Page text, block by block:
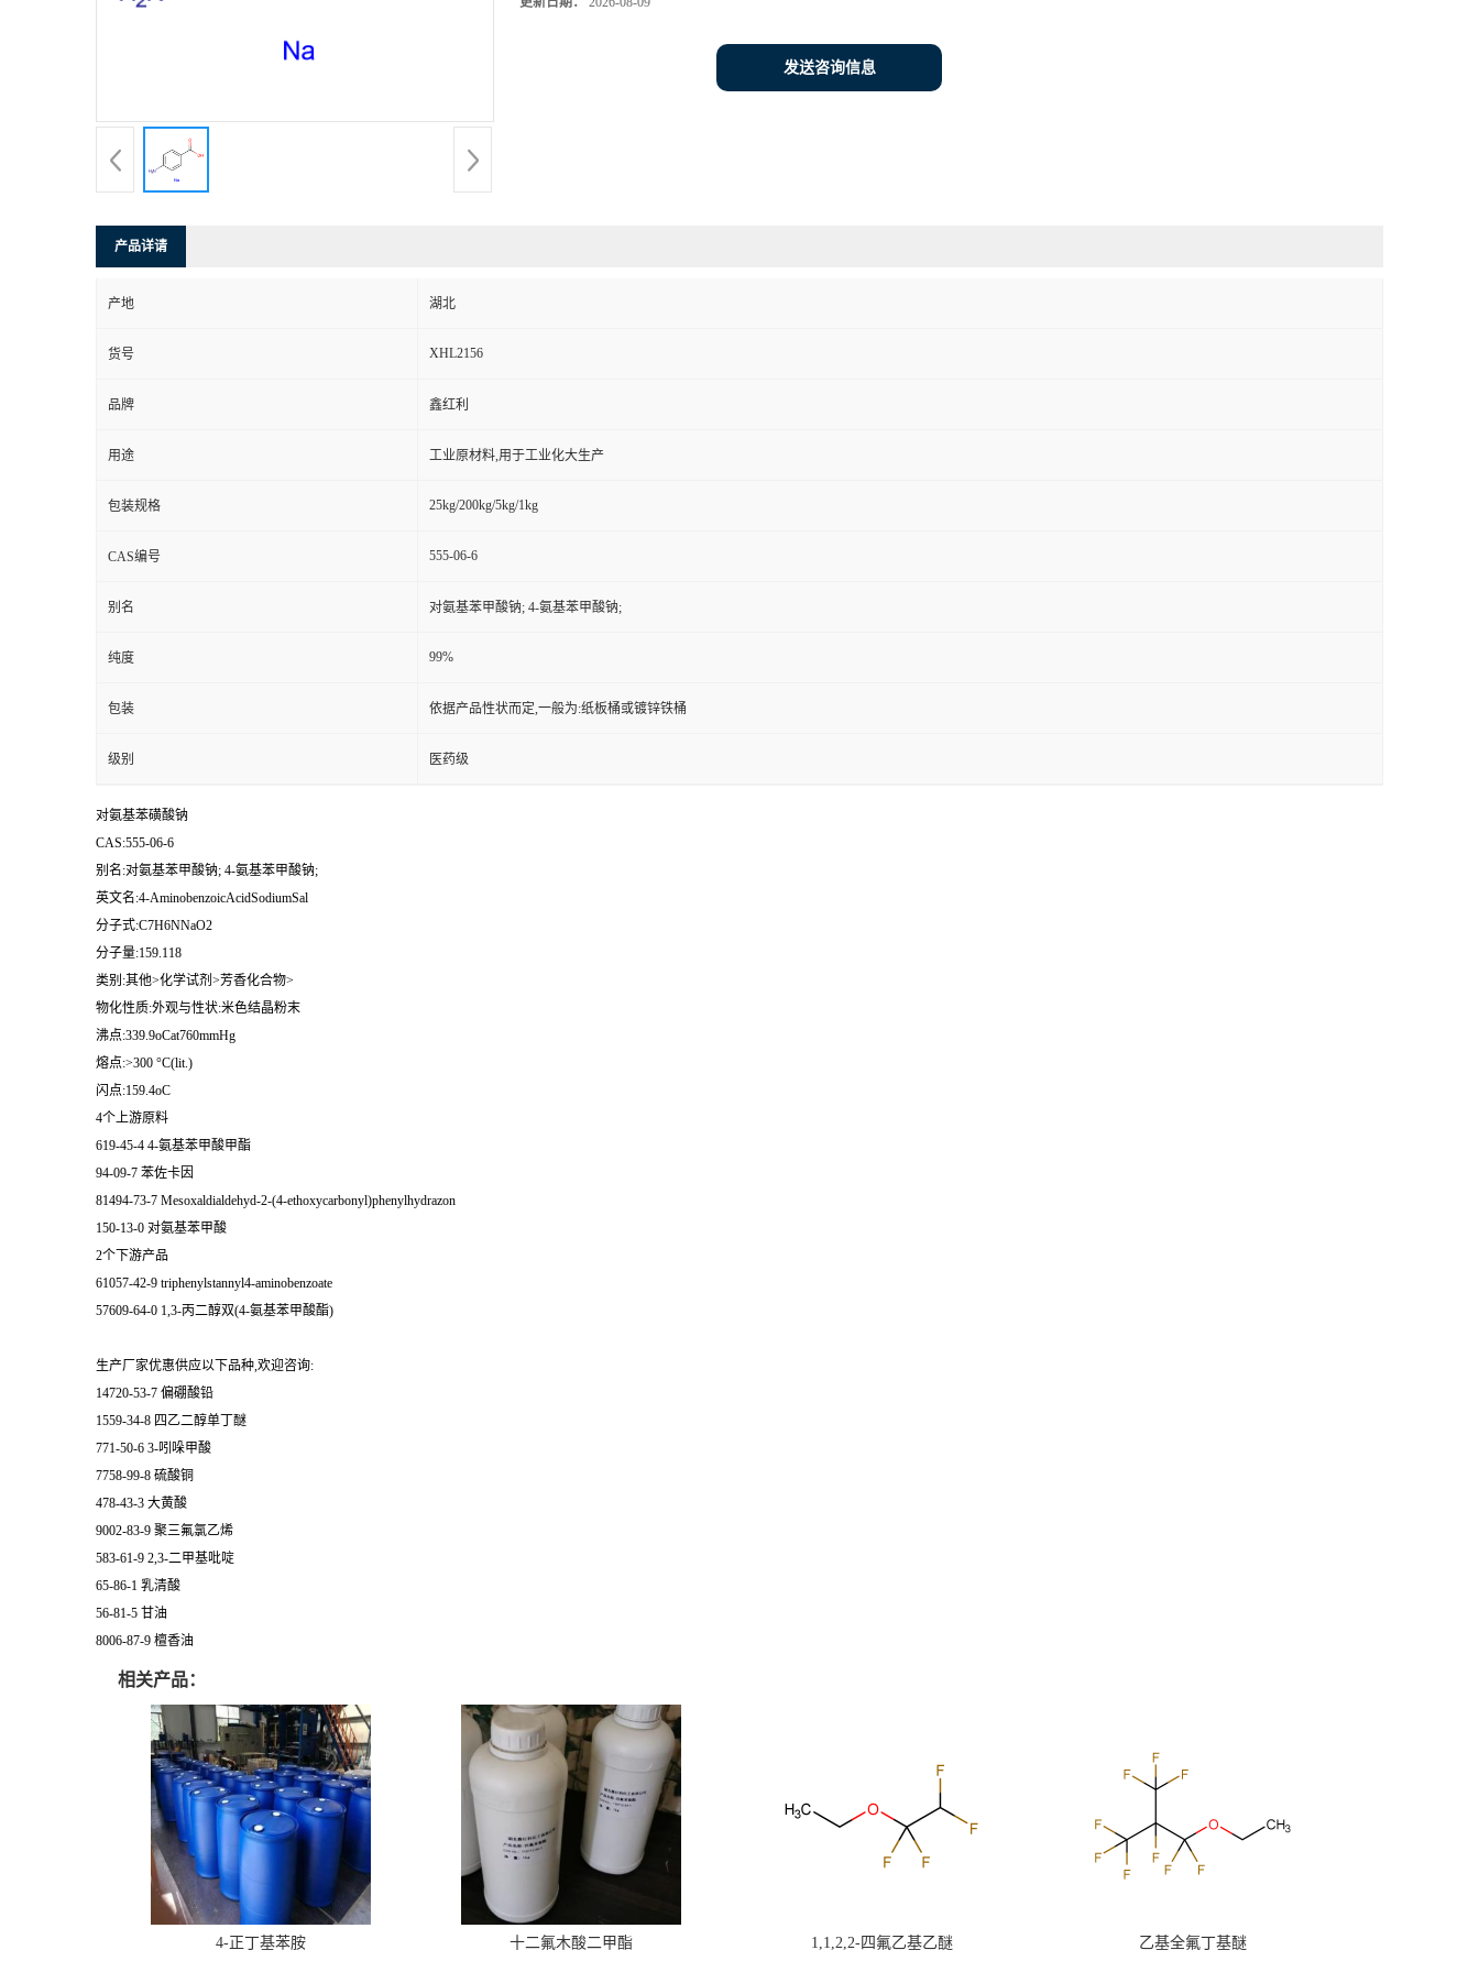
发送咨询信息
产品详请
产地 湖北
货号 XHL2156
品牌 鑫红利
用途 工业原材料,用于工业化大生产
包装规格 25kg/200kg/5kg/1kg
CAS编号 555-06-6
别名 对氨基苯甲酸钠; 4-氨基苯甲酸钠;
纯度 99%
包装 依据产品性状而定,一般为:纸板桶或镀锌铁桶
级别 医药级
对氨基苯磺酸钠
CAS:555-06-6
别名:对氨基苯甲酸钠; 4-氨基苯甲酸钠;
英文名:4-AminobenzoicAcidSodiumSal
分子式:C7H6NNaO2
分子量:159.118
类别:其他>化学试剂>芳香化合物>
物化性质:外观与性状:米色结晶粉末
沸点:339.9oCat760mmHg
熔点:>300 °C(lit.)
闪点:159.4oC
4个上游原料
619-45-4 4-氨基苯甲酸甲酯
94-09-7 苯佐卡因
81494-73-7 Mesoxaldialdehyd-2-(4-ethoxycarbonyl)phenylhydrazon
150-13-0 对氨基苯甲酸
2个下游产品
61057-42-9 triphenylstannyl4-aminobenzoate
57609-64-0 1,3-丙二醇双(4-氨基苯甲酸酯)
生产厂家优惠供应以下品种,欢迎咨询:
14720-53-7 偏硼酸铅
1559-34-8 四乙二醇单丁醚
771-50-6 3-吲哚甲酸
7758-99-8 硫酸铜
478-43-3 大黄酸
9002-83-9 聚三氟氯乙烯
583-61-9 2,3-二甲基吡啶
65-86-1 乳清酸
56-81-5 甘油
8006-87-9 檀香油
相关产品：
4-正丁基苯胺 十二氟木酸二甲酯 1,1,2,2-四氟乙基乙醚 乙基全氟丁基醚